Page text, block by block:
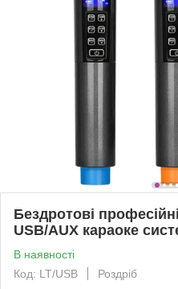
Бездротові
USB/AUX караоке
В наявності
Код: LT/USB
Роздріб